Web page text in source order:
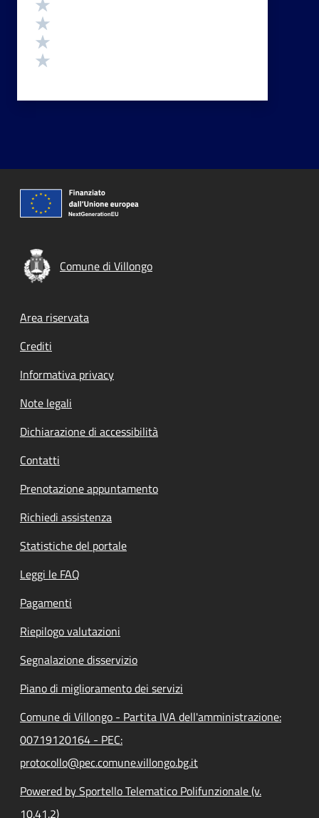
Comune di Villongo
Footer menu
Area riservata
Crediti
Informativa privacy
Note legali
Dichiarazione di accessibilità
Contatti
Prenotazione appuntamento
Richiedi assistenza
Statistiche del portale
Leggi le FAQ
Pagamenti
Riepilogo valutazioni
Segnalazione disservizio
Piano di miglioramento dei servizi
Comune di Villongo - Partita IVA dell'amministrazione:
00719120164 - PEC:
protocollo@pec.comune.villongo.bg.it
Powered by Sportello Telematico Polifunzionale (v.
10.41.2)